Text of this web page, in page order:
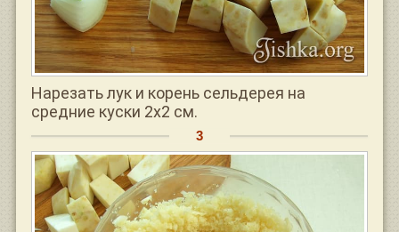
Нарезать лук и корень сельдерея на
средние куски 2х2 см.